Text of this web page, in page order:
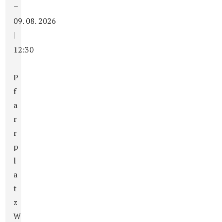
–
09. 08. 2026
|
12:30
P
f
a
r
r
p
l
a
t
z
W